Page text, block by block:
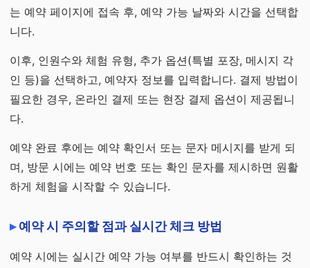
는 예약 페이지에 접속 후, 예약 가능 날짜와 시간을 선택합
니다.
이후, 인원수와 체험 유형, 추가 옵션(특별 포장, 메시지 각
인 등)을 선택하고, 예약자 정보를 입력합니다. 결제 방법이
필요한 경우, 온라인 결제 또는 현장 결제 옵션이 제공됩니
다.
예약 완료 후에는 예약 확인서 또는 문자 메시지를 받게 되
며, 방문 시에는 예약 번호 또는 확인 문자를 제시하면 원활
하게 체험을 시작할 수 있습니다.
예약 시 주의할 점과 실시간 체크 방법
예약 시에는 실시간 예약 가능 여부를 반드시 확인하는 것